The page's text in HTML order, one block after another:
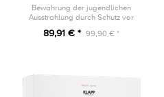
Bewahrung der jugendlichen
Ausstrahlung durch Schutz vor
89,91 € * 99,90 € *